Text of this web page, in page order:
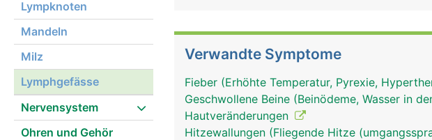
Lympknoten
Mandeln
Milz
Lymphgefässe
Nervensystem
Ohren und Gehör
Verwandte Symptome
Fieber (Erhöhte Temperatur, Pyrexie,
Geschwollene Beine (Beinödeme, Wasser in
Hautveränderungen
Hitzewallungen (Fliegende Hitze